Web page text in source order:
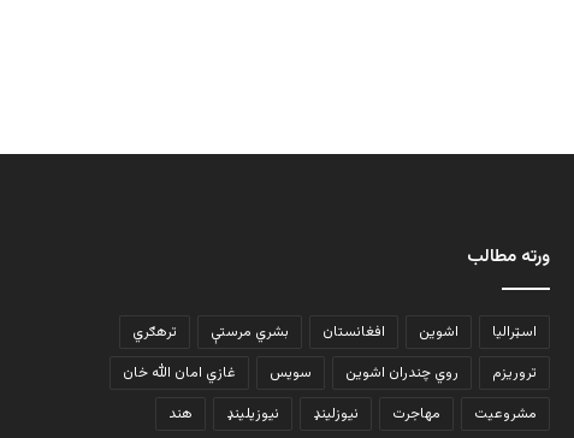
ورته مطالب
اسټرالیا اشوین افغانستان بشري مرستې
ترهګري
تروریزم
روي چندران اشوین سویس
غازي امان الله خان
مشروعیت
مهاجرت نیوزلینډ نیوزیلینډ هند